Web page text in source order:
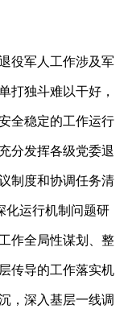
役军人工作涉及军
打独斗难以干好，
全稳定的工作运行
分发挥各级党委退
制度和协调任务清
化运行机制问题研
作全局性谋划、整
传导的工作落实机
，深入基层一线调